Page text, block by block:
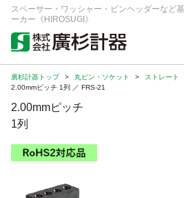
スペーサー・ワッシャー・ピンヘッダーなど
ーカー《HIROSUGI》
キーワード 品番/シリーズ
商品カテゴリから探す
ジャンルから探す
シリーズから探す
廣杉計器トップ > 丸ピン・ソケット > ストレート
2.00mmピッチ 1列 ／ FRS-21
2.00mmピッチ
1列